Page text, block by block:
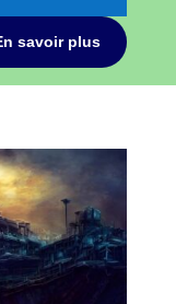
savoir plus